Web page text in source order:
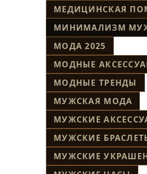
МЕДИЦИНСКАЯ
МИНИМАЛИЗМ
МОДА 2025
МОДНЫЕ
МОДНЫЕ ТРЕНДЫ
МУЖСКАЯ МОДА
МУЖСКИЕ
МУЖСКИЕ
МУЖСКИЕ